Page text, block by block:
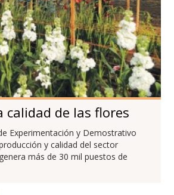
calidad de las flores
Experimentación y Demostrativo
y calidad del sector
más de 30 mil puestos de